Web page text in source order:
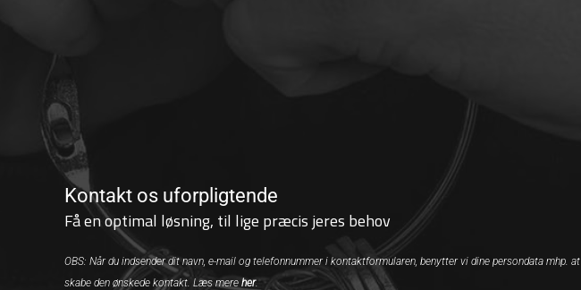
Kontakt os uforpligtende
Få en optimal løsning, til lige præcis jeres behov
OBS: Når du indsender dit navn, e-mail og telefonnummer i kontaktformularen, benytter vi dine persondata mhp. at
skabe den ønskede kontakt. Læs mere her.